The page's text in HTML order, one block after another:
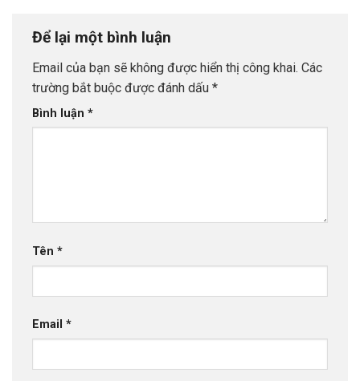
Để lại một bình luận
Email của bạn sẽ không được hiển thị công khai. Các
trường bắt buộc được đánh dấu *
Bình luận *
Tên *
Email *